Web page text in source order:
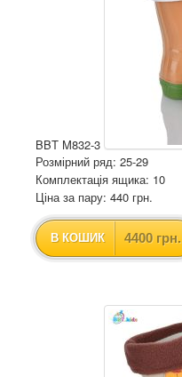
BBT M832-3
Розмірний ряд: 25-29
Комплектація ящика: 10
Ціна за пару: 440 грн.
В КОШИК 4400 грн.